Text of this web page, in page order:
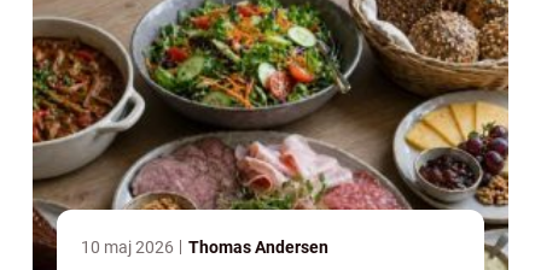
10 maj 2026 Thomas Andersen